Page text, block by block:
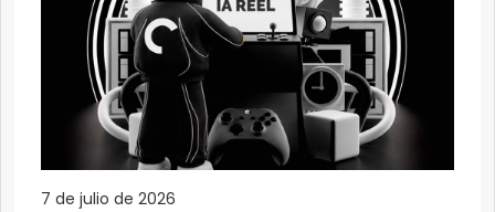
7 de julio de 2026